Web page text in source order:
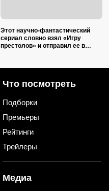
Этот научно-фантастический
сериал словно взял «Игру
престолов» и отправил ее в
Что посмотреть
Подборки
Премьеры
Рейтинги
Трейлеры
Медиа